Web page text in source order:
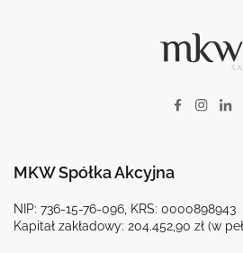
MKW Spółka Akcyjna
NIP: 736-15-76-096, KRS: 0000898943
Kapitał zakładowy: 204.452,90 zł (w